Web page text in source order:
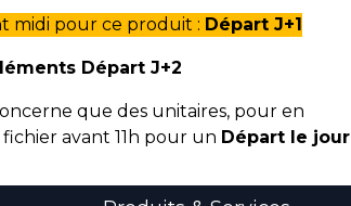
midi pour ce produit : Départ J+1
Départ J+2
que des unitaires, pour en
avant 11h pour un Départ le jour